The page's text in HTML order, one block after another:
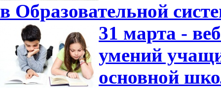
в Образовательной
31 марта -
умений
основной